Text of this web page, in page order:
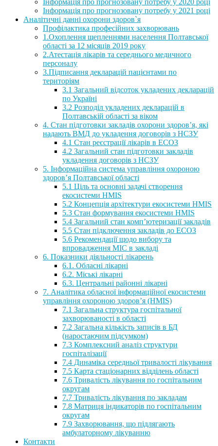
Інформація про прогнозовану потребу у 2020 році
Інформація про прогнозовану потребу у 2021 році
Аналітичні данні охорони здоров`я
Профілактика професійних захворювань
1.Охоплення щепленнями населення Полтавської
області за 12 місяців 2019 року
2.Атестація лікарів та середнього медичного
персоналу
3.Підписання декларацій пацієнтами по
територіям
3.1 Загальний відсоток укладених декларацій
по Україні
3.2 Розподіл укладених декларацій в
Полтавській області за віком
4. Стан підготовки закладів охорони здоров’я, які
надають ВМД до укладення договорів з НСЗУ
4.1 Стан реєстрації лікарів в ЕСОЗ
4.2 Загальний стан підготовки закладів
укладення договорів з НСЗУ
5. Інформаційна система управління охороною
здоров’я Полтавської області
5.1 Ціль та основні задачі створення
екосистеми HMIS
5.2 Концепція архітектури екосистеми HMIS
5.3 Стан формування екосистеми HMIS
5.4 Загальний стан комп’ютеризації закладів
5.5 Стан підключення закладів до ЕСОЗ
5.6 Рекомендації щодо вибору та
впровадження МІС в закладі
6. Показники діяльності лікарень
6.1. Обласні лікарні
6.2. Міські лікарні
6.3. Центральні районні лікарні
7. Аналітика обласної інформаційної екосистеми
управління охороною здоров’я (HMIS)
7.1 Загальна структура госпітальної
захворюваності в області
7.2 Загальна кількість записів в БД
(наростаючим підсумком)
7.3 Комплексний аналіз структури
госпіталізації
7.4 Динаміка середньої тривалості лікування
7.5 Карта стаціонарних відділень області
7.6 Тривалість лікування по госпітальним
округам
7.7 Тривалість лікування по закладам
7.8 Матриця індикаторів по госпітальним
округам
7.9 Захворювання, що підлягають
амбулаторному лікуванню
Контакти